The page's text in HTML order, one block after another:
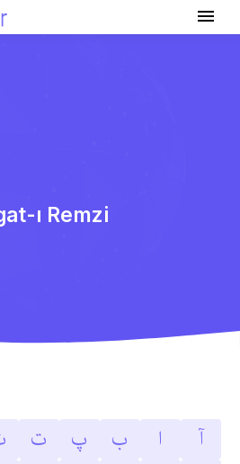
ı Remzi
آ ا ب پ ت